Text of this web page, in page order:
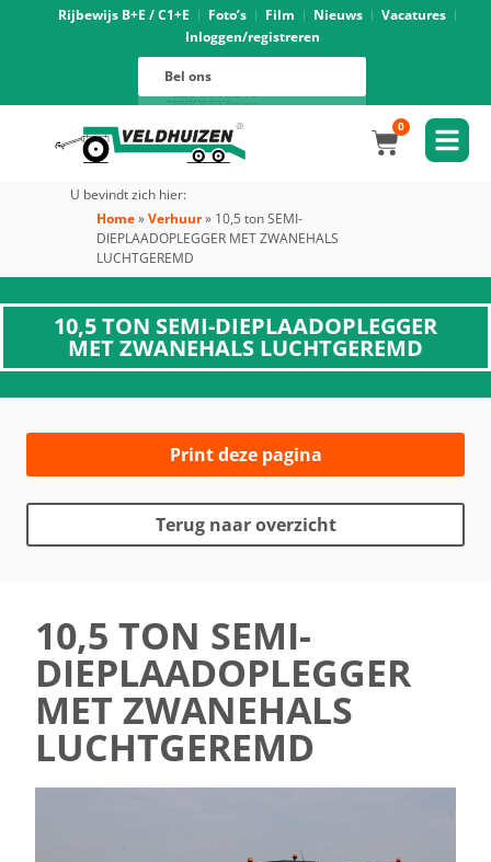
Rijbewijs B+E / C1+E Foto’s Film Nieuws
Vacatures
Inloggen/registreren
Bel ons
0
U bevindt zich hier:
Home»Verhuur» 10,5 ton SEMI-
DIEPLAADOPLEGGER MET ZWANEHALS
LUCHTGEREMD
10,5 TON SEMI-DIEPLAADOPLEGGER
MET ZWANEHALS LUCHTGEREMD
Print deze pagina
Terug naar overzicht
10,5 TON SEMI-
DIEPLAADOPLEGGER
MET ZWANEHALS
LUCHTGEREMD